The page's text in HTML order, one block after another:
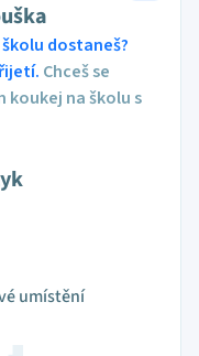
dostaneš?
Chceš se
koukej na školu s
umístění